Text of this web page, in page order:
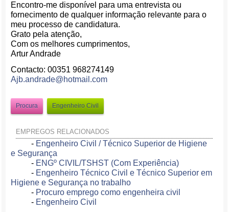
Encontro-me disponível para uma entrevista ou
fornecimento de qualquer informação relevante para o
meu processo de candidatura.
Grato pela atenção,
Com os melhores cumprimentos,
Artur Andrade
Contacto: 00351 968274149
Ajb.andrade@hotmail.com
Procura Engenheiro Civil
EMPREGOS RELACIONADOS
- Engenheiro Civil / Técnico Superior de Higiene
e Segurança
- ENGº CIVIL/TSHST (Com Experiência)
- Engenheiro Técnico Civil e Técnico Superior em
Higiene e Segurança no trabalho
- Procuro emprego como engenheira civil
- Engenheiro Civil